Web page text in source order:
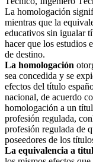
La homologación
mientras que la
educativos sin igualar
hacer que los estudios
de destino.
La homologación
sea concedida y se
efectos del título
nacional, de acuerdo
homologación a un
profesión regulada,
profesión regulada de
poseedores de los
La equivalencia a